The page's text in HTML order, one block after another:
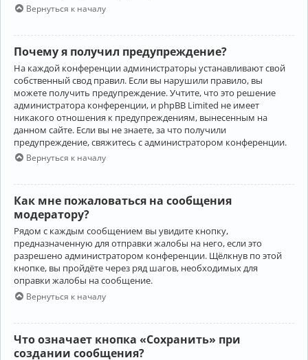
Вернуться к началу
Почему я получил предупреждение?
На каждой конференции администраторы устанавливают свой
собственный свод правил. Если вы нарушили правило, вы
можете получить предупреждение. Учтите, что это решение
администратора конференции, и phpBB Limited не имеет
никакого отношения к предупреждениям, вынесенным на
данном сайте. Если вы не знаете, за что получили
предупреждение, свяжитесь с администратором конференции.
Вернуться к началу
Как мне пожаловаться на сообщения
модератору?
Рядом с каждым сообщением вы увидите кнопку,
предназначенную для отправки жалобы на него, если это
разрешено администратором конференции. Щёлкнув по этой
кнопке, вы пройдёте через ряд шагов, необходимых для
оправки жалобы на сообщение.
Вернуться к началу
Что означает кнопка «Сохранить» при
создании сообщения?